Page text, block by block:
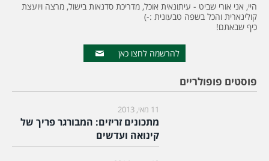
היי, אני אורי שביט - עיתונאית אוכל, מדריכת סדנאות בישול, מרצה ויועצת
קולינארית והכל בשפה טבעונית :-)
כיף שבאתם!
להרשמה לחצו כאן
פוסטים פופולריים
11 מאי, 2013
מתכונים זריזים: המבורגר פריך של
קינואה ועדשים